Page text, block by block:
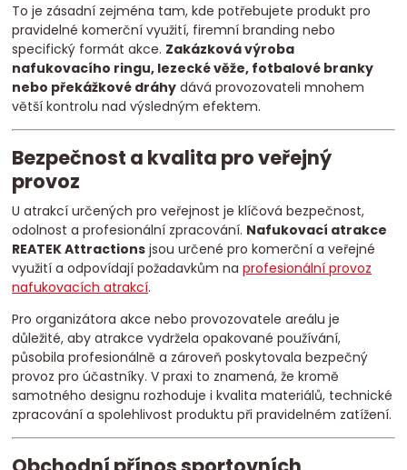
To je zásadní zejména tam, kde potřebujete produkt pro
pravidelné komerční využití, firemní branding nebo
specifický formát akce. Zakázková výroba
nafukovacího ringu, lezecké věže, fotbalové branky
nebo překážkové dráhy dává provozovateli mnohem
větší kontrolu nad výsledným efektem.
Bezpečnost a kvalita pro veřejný
provoz
U atrakcí určených pro veřejnost je klíčová bezpečnost,
odolnost a profesionální zpracování. Nafukovací atrakce
REATEK Attractions jsou určené pro komerční a veřejné
využití a odpovídají požadavkům naprofesionální provoz
nafukovacích atrakcí.
Pro organizátora akce nebo provozovatele areálu je
důležité, aby atrakce vydržela opakované používání,
působila profesionálně a zároveň poskytovala bezpečný
provoz pro účastníky. V praxi to znamená, že kromě
samotného designu rozhoduje i kvalita materiálů, technické
zpracování a spolehlivost produktu při pravidelném zatížení.